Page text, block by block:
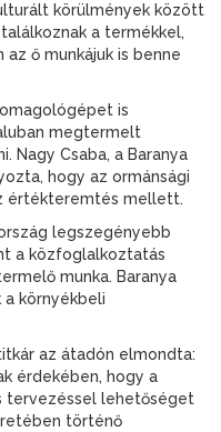
körülmények között
a termékkel,
ő munkájuk is benne
is
megtermelt
Nagy Csaba, a Baranya
hogy az ormánsági
értékteremtés mellett.
legszegényebb
a közfoglalkoztatás
munka. Baranya
környékbeli
az átadón elmondta:
érdekében, hogy a
tervezéssel lehetőséget
történő